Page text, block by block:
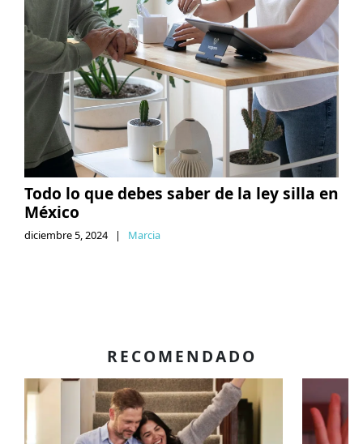
Todo lo que debes saber de la ley silla en
México
diciembre 5, 2024 | Marcia
RECOMENDADO